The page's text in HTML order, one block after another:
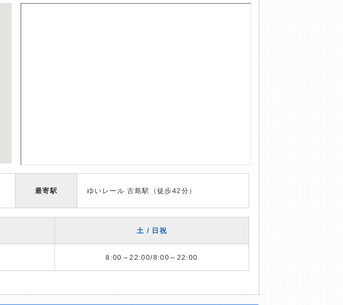
最寄駅 ゆいレール 古島駅（徒歩42分）
土 / 日祝
8:00～22:00/8:00～22:00